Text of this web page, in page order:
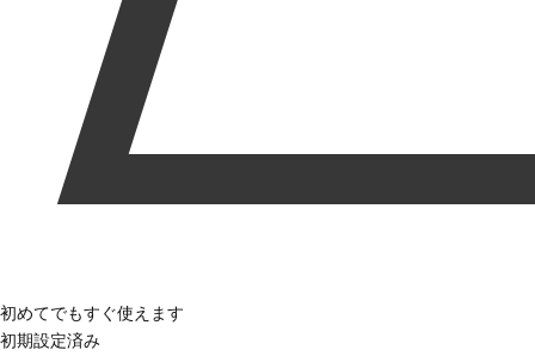
初めてでもすぐ使えます
初期設定済み